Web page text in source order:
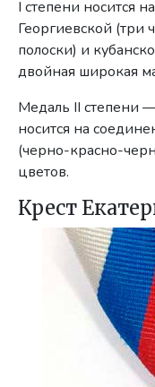
I степени носится
Георгиевской
полоски) и
двой­ная широкая
Медаль II степени
носится на
(черно-красно-
цветов.
Крест